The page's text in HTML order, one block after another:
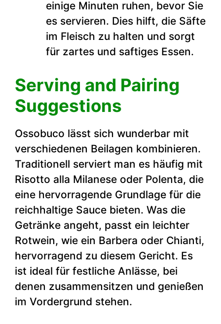
einige Minuten ruhen, bevor Sie
es servieren. Dies hilft, die Säfte
im Fleisch zu halten und sorgt
für zartes und saftiges Essen.
Serving and Pairing
Suggestions
Ossobuco lässt sich wunderbar mit
verschiedenen Beilagen kombinieren.
Traditionell serviert man es häufig mit
Risotto alla Milanese oder Polenta, die
eine hervorragende Grundlage für die
reichhaltige Sauce bieten. Was die
Getränke angeht, passt ein leichter
Rotwein, wie ein Barbera oder Chianti,
hervorragend zu diesem Gericht. Es
ist ideal für festliche Anlässe, bei
denen zusammensitzen und genießen
im Vordergrund stehen.